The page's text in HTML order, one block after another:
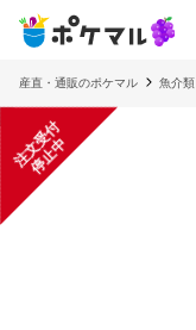
産直・通販のポケマル 魚介類
注
文
受
付
停
止
中